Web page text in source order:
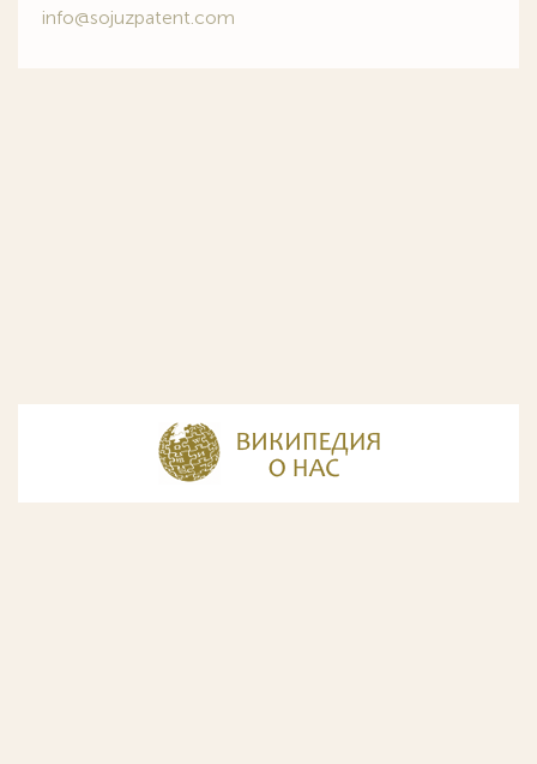
info@sojuzpatent.com